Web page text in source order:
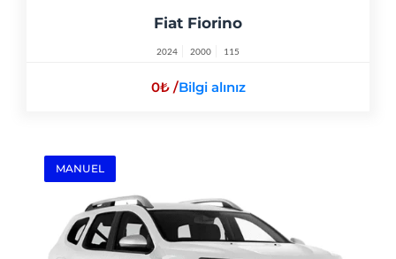
Fiat Fiorino
2024 2000 115
0 /Bilgi alınız
MANUEL